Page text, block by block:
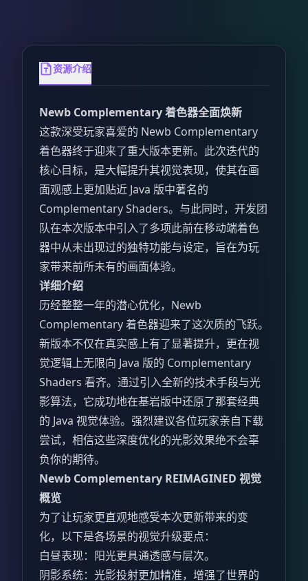
资源介绍
Newb Complementary 着色器全面焕新
这款深受玩家喜爱的 Newb Complementary
着色器终于迎来了重大版本更新。此次迭代的
核心目标，是大幅提升其视觉表现，使其在画
面观感上更加贴近 Java 版中著名的
Complementary Shaders。与此同时，开发团
队在本次版本中引入了多项此前在移动端着色
器中从未出现过的独特功能与设定，旨在为玩
家带来前所未有的画面体验。
详细介绍
历经整整一年的潜心优化，Newb
Complementary 着色器迎来了这次质的飞跃。
新版本不仅在真实感上有了显著提升，更在视
觉逻辑上无限向 Java 版的 Complementary
Shaders 看齐。通过引入全新的技术手段与光
影算法，它成功地在基岩版中还原了那套经典
的 Java 视觉体验。强烈建议各位玩家亲自下载
尝试，相信这些深度优化的光影效果绝不会辜
负你的期待。
Newb Complementary REIMAGINED 视觉
概览
为了让玩家更直观地感受本次更新带来的变
化，以下是各场景的视觉升级要点：
白昼表现：阳光更具通透感与层次。
阴影系统：光影投射更加精准，增强了世界的